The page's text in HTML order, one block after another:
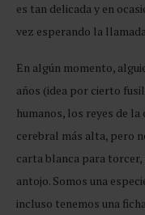
es tan delicada y en
vez esperando la
En algún momento,
años (idea por cierto
humanos, los reyes de
cerebral más alta, pero
carta blanca para
antojo. Somos una
incluso tenemos una